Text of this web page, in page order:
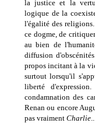
la justice et la
logique de la
l'égalité des
ce dogme, de
au bien de
diffusion
propos incitant à la
surtout lorsqu'il
liberté
condamnation des
Renan ou encore
pas vraiment Charlie